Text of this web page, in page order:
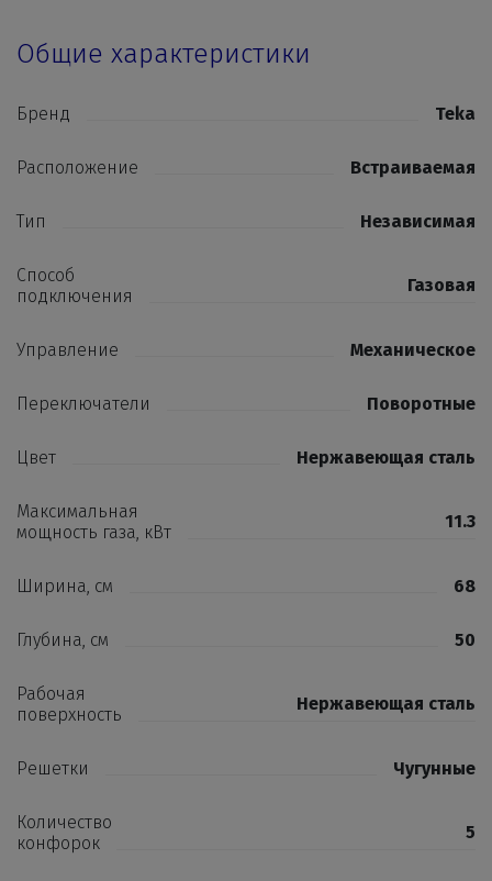
Общие характеристики
Бренд Teka
Расположение Встраиваемая
Тип Независимая
Способ
подключения
Газовая
Управление Механическое
Переключатели Поворотные
Цвет Нержавеющая сталь
Максимальная
мощность газа, кВт
11.3
Ширина, см 68
Глубина, см 50
Рабочая
поверхность
Нержавеющая сталь
Решетки Чугунные
Количество
конфорок
5